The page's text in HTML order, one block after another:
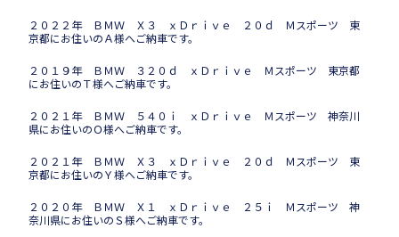
２０２２年 ＢＭＷ Ｘ３ ｘＤｒｉｖｅ ２０ｄ Ｍスポーツ 東
京都にお住いのＡ様へご納車です。
２０１９年 ＢＭＷ ３２０ｄ ｘＤｒｉｖｅ Ｍスポーツ 東京都
にお住いのＴ様へご納車です。
２０２１年 ＢＭＷ ５４０ｉ ｘＤｒｉｖｅ Ｍスポーツ 神奈川
県にお住いのＯ様へご納車です。
２０２１年 ＢＭＷ Ｘ３ ｘＤｒｉｖｅ ２０ｄ Ｍスポーツ 東
京都にお住いのＹ様へご納車です。
２０２０年 ＢＭＷ Ｘ１ ｘＤｒｉｖｅ ２５ｉ Ｍスポーツ 神
奈川県にお住いのＳ様へご納車です。